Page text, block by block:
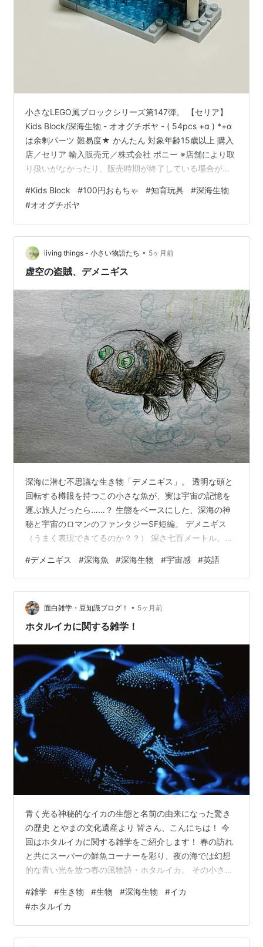
小さなLEGO風ブロックシリーズ第147弾。 【セリア】
Kids Block/深海生物 - オオグチボヤ - ( 54pcs +α ) *+α
は余剰パーツ 難易度★ かんたん 対象年齢15歳以上 購入
店／セリア 輸入販売元／株式会社 ポニー ※店舗により取
り扱いがなかったり、販売時期が終了している場合があ
ゃくちゃ好きです(フォントフェチ)。…ハイ以上です
#Kids Block #100円おもちゃ #知育玩具 #深海生物
#オオグチボヤ
living things - 小さい物語たち • 5ヶ月前
虚空の盗賊、デメニギス
深海に潜む不思議な生き物「デメニギス」。 透明な頭と
回転する樽眼を持つこの小さな魚が、実は宇宙の記憶を
運ぶ旅人だったら……？ 生態をベースにした、深海の神
秘と宇宙のロマンのファンタジーSF短編。 デメニギス
（うまく表現できてるのか？？） 深さ七百メートル。光
黒い宇宙だった。At a depth of seven hundred meters,
beyond the boundary where light is completely
swallowed, there was an eternal deep blue-black
universe…
#デメニギス #深海魚 #深海生物 #宇宙感 #英語
面白雑学・豆知識ブログ！ • 5ヶ月前
ホタルイカに関する雑学！
青く光る神秘的なイカの生態と名前の由来になった驚き
の歴史 とやまの文化遺産より 皆さん、こんにちは！ 今
回はホタルイカに関する雑学をご紹介します！ 春の訪れ
と共にスーパーの鮮魚コーナーを彩り、夜の海では幻想
的な青い光を放つ春の風物詩・ホタルイカ。 その小さく
深海のロマンと驚きの生存戦略が隠されています。 今回
は、絶景として知られる富山湾の神秘的な現象から美味
しく安全に味わうためのオススメの食べ方まで、思わず
誰かに話したくなるホタルイカの面白雑学を徹底解説し
#雑学 #生き物 #生物 #深海生物 #イカ
#ホタルイカ